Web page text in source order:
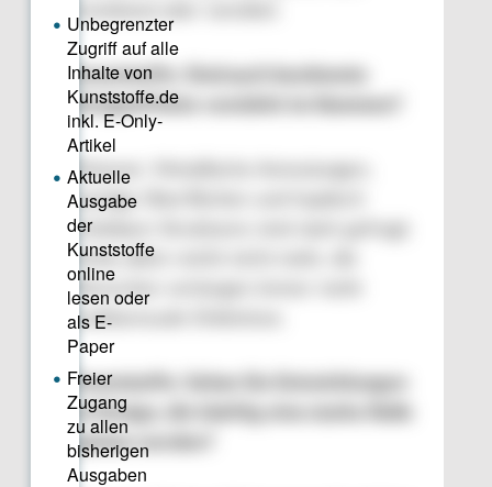
Kunststoffe: Sind auch bestimmte
Designeffekte verstärkt im Kommen?
Meixner: Metallische Anmutungen,
samtige Oberflächen und haptisch
erlebbare Strukturen sind stark gefragt:
Farbe allein reicht nicht mehr, die
Menschen verlangen immer mehr
multisensuale Erlebnisse.
Kunststoffe: Sehen Sie Entwicklungen
im Design, die künftig eine starke Rolle
spielen werden?